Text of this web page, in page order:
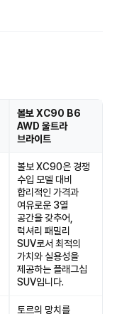
볼보 XC90 B6
AWD 울트라
브라이트
볼보 XC90은 경쟁
수입 모델 대비
합리적인 가격과
여유로운 3열
공간을 갖추어,
럭셔리 패밀리
SUV로서 최적의
가치와 실용성을
제공하는 플래그십
SUV입니다.
토르의 망치를